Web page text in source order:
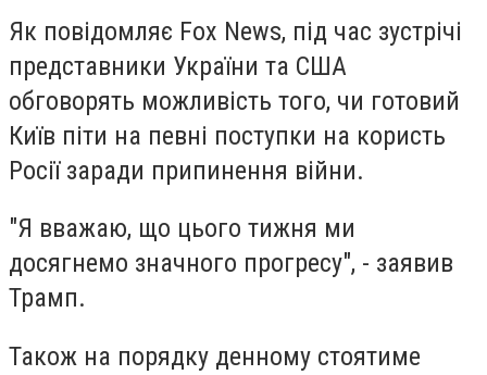
Як повідомляє Fox News, під час зустрічі
представники України та США
обговорять можливість того, чи готовий
Київ піти на певні поступки на користь
Росії заради припинення війни.
"Я вважаю, що цього тижня ми
досягнемо значного прогресу", - заявив
Трамп.
Також на порядку денному стоятиме